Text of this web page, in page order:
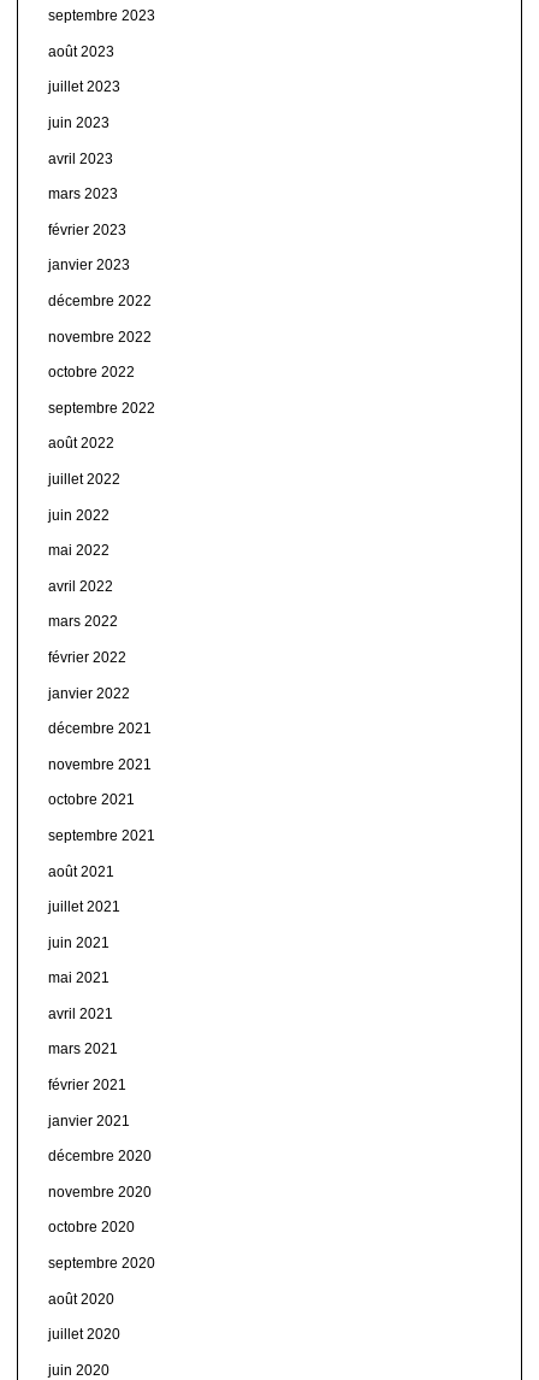
septembre 2023
août 2023
juillet 2023
juin 2023
avril 2023
mars 2023
février 2023
janvier 2023
décembre 2022
novembre 2022
octobre 2022
septembre 2022
août 2022
juillet 2022
juin 2022
mai 2022
avril 2022
mars 2022
février 2022
janvier 2022
décembre 2021
novembre 2021
octobre 2021
septembre 2021
août 2021
juillet 2021
juin 2021
mai 2021
avril 2021
mars 2021
février 2021
janvier 2021
décembre 2020
novembre 2020
octobre 2020
septembre 2020
août 2020
juillet 2020
juin 2020